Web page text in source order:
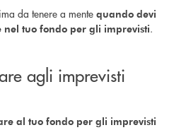
da tenere a mente quando devi
nel tuo fondo per gli imprevisti.
agli imprevisti
al tuo fondo per gli imprevisti